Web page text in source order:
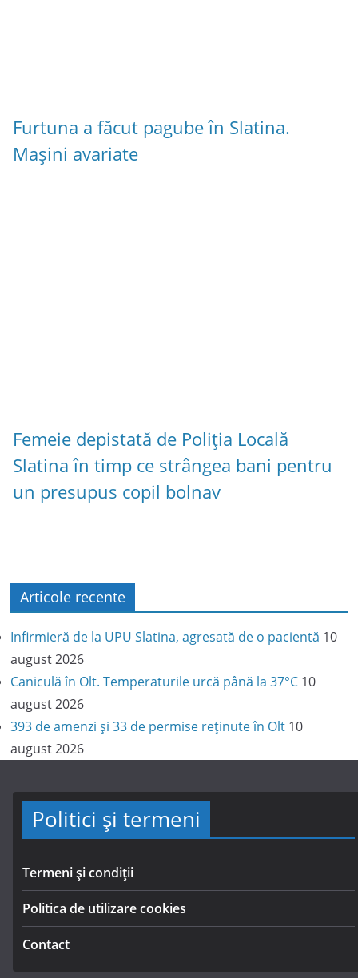
Furtuna a făcut pagube în Slatina.
Mașini avariate
Femeie depistată de Poliția Locală
Slatina în timp ce strângea bani pentru
un presupus copil bolnav
Articole recente
Infirmieră de la UPU Slatina, agresată de o pacientă 10
august 2026
Caniculă în Olt. Temperaturile urcă până la 37°C 10
august 2026
393 de amenzi și 33 de permise reținute în Olt 10
august 2026
Politici și termeni
Termeni și condiții
Politica de utilizare cookies
Contact